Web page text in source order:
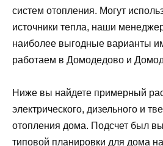
систем отопления. Могут
источники тепла, наши
наиболее выгодные варианты
работаем в Домодедово и
Ниже вы найдете примерный
электрического, дизельного и
отопления дома. Подсчет был
типовой планировки для дома